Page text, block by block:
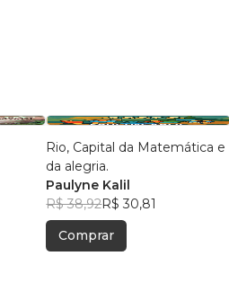
Rio, Capital da Matemática e
da alegria.
Paulyne Kalil
R$ 38,92R$ 30,81
Comprar